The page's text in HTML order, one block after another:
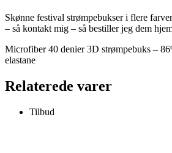
Skønne festival strømpebukser i flere
– så kontakt mig – så bestiller jeg dem
Microfiber 40 denier 3D strømpebuks –
elastane
Relaterede varer
Tilbud